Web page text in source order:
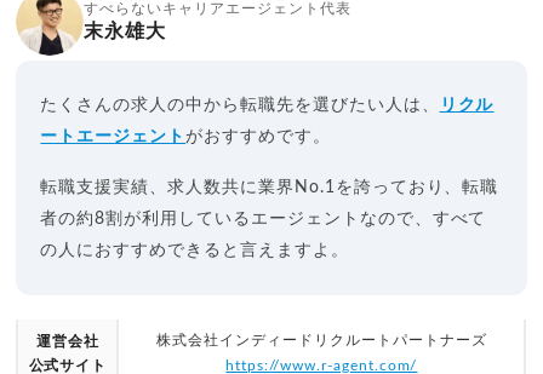
すべらないキャリアエージェント代表
末永雄大
たくさんの求人の中から転職先を選びたい人は、
リクル
ートエージェント がおすすめです。
転職支援実績、求人数共に業界No.1を誇っており、転職
者の約8割が利用しているエージェントなので、すべて
の人におすすめできると言えますよ。
運営会社
公式サイト
株式会社インディードリクルートパートナーズ
https://www.r-agent.com/